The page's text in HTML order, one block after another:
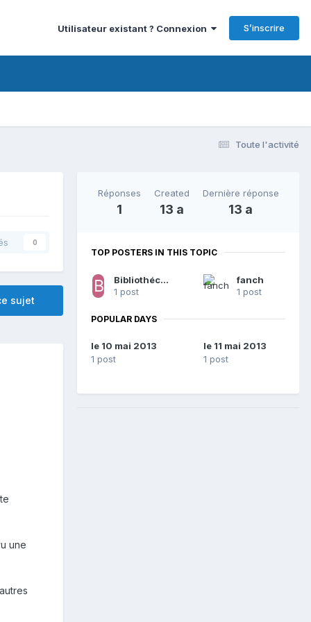
Utilisateur existant ? Connexion S’inscrire
Toute l'activité
0
sujet
une
Réponses
1
Created
13 a
Dernière réponse
13 a
TOP POSTERS IN THIS TOPIC
BibliothécaireToutTerrain
1 post
fanch
1 post
POPULAR DAYS
le 10 mai 2013
1 post
le 11 mai 2013
1 post